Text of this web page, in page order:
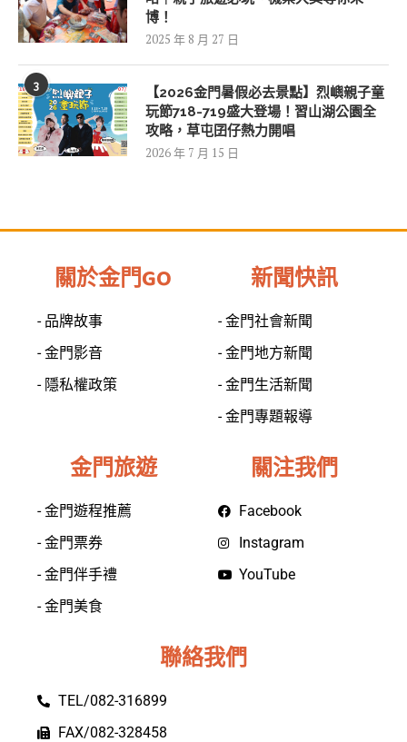
博！
2025 年 8 月 27 日
3
【2026金門暑假必去景點】烈嶼親子童
玩節718-719盛大登場！習山湖公園全
攻略，草屯囝仔熱力開唱
2026 年 7 月 15 日
關於金門GO
- 品牌故事
- 金門影音
- 隱私權政策
新聞快訊
- 金門社會新聞
- 金門地方新聞
- 金門生活新聞
- 金門專題報導
金門旅遊
- 金門遊程推薦
- 金門票券
- 金門伴手禮
- 金門美食
關注我們
Facebook
Instagram
YouTube
聯絡我們
TEL/082-316899
FAX/082-328458